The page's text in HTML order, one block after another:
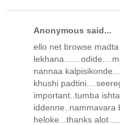
Anonymous said...
ello net browse
nannaa
khushi
important..tumba
iddenne..nammavara
heloke...thanks